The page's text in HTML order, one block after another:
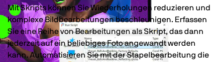
Mit Skripts können Sie Wiederholungen reduzieren und
komplexe Bildbearbeitungen beschleunigen. Erfassen
Sie eine Reihe von Bearbeitungen als Skript, das dann
jederzeit auf ein beliebiges Foto angewandt werden
kann. Automatisieren Sie mit der Stapelbearbeitung die